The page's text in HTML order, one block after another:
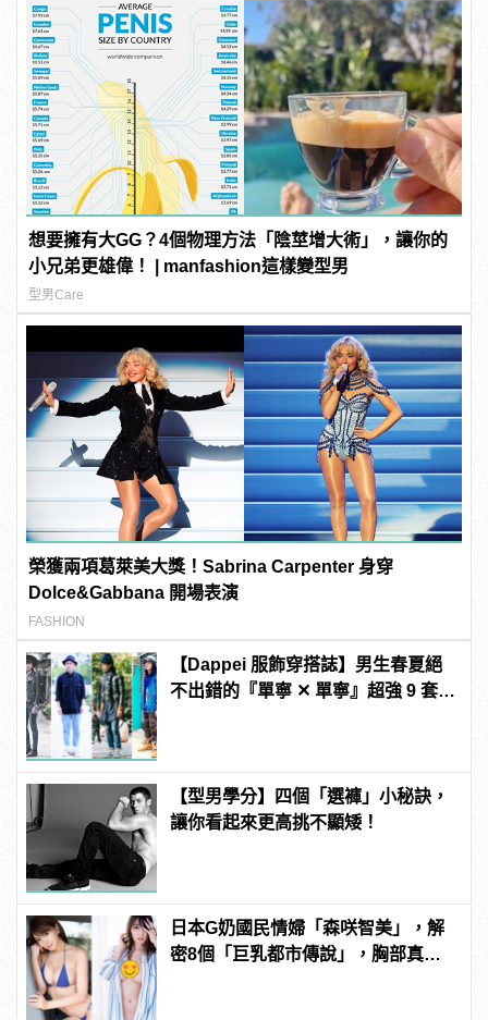
想要擁有大GG？4個物理方法「陰莖增大術」，讓你的
小兄弟更雄偉！ | manfashion這樣變型男
型男Care
榮獲兩項葛萊美大獎！Sabrina Carpenter 身穿
Dolce&Gabbana 開場表演
FASHION
【Dappei 服飾穿搭誌】男生春夏絕
不出錯的『單寧 ✕ 單寧』超強 9 套示
【型男學分】四個「選褲」小秘訣，
讓你看起來更高挑不顯矮！
日本G奶國民情婦「森咲智美」，解
密8個「巨乳都市傳說」，胸部真能